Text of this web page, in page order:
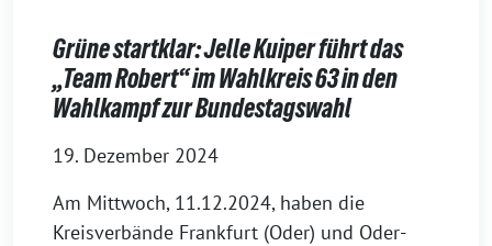
Grüne startklar: Jelle Kuiper führt das
„Team Robert“ im Wahlkreis 63 in den
Wahlkampf zur Bundestagswahl
19. Dezember 2024
Am Mittwoch, 11.12.2024, haben die
Kreisverbände Frankfurt (Oder) und Oder-